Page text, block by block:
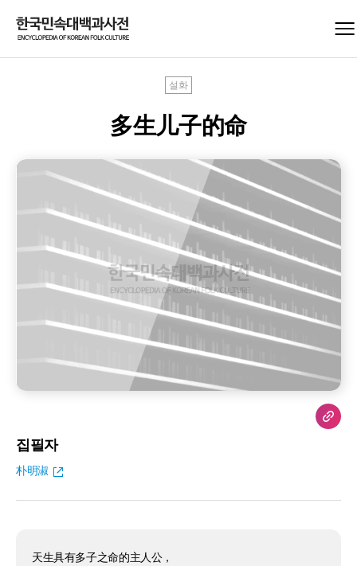
설화
多生儿子的命
집필자
朴明淑
天生具有多子之命的主人公，